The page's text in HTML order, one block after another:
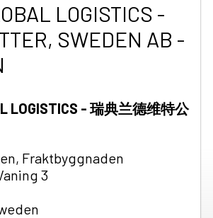
LOGISTICS -
SWEDEN AB -
LOGISTICS - 瑞典兰德维特公
Fraktbyggnaden
3